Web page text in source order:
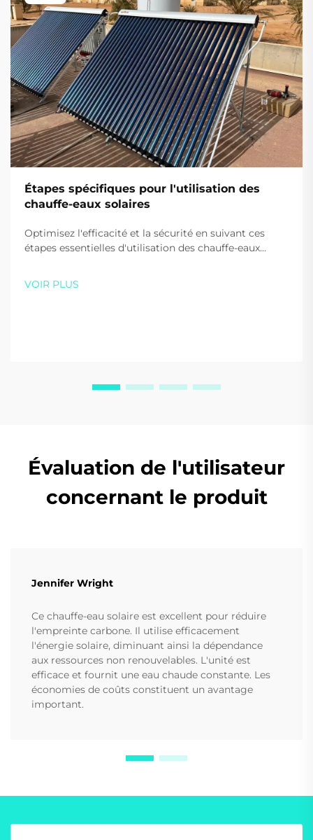
Étapes spécifiques pour l'utilisation des
chauffe-eaux solaires
Optimisez l'efficacité et la sécurité en suivant ces
étapes essentielles d'utilisation des chauffe-eaux
d'appoint. Commencez à économiser de l'énergie dès
VOIR PLUS
Évaluation de l'utilisateur
concernant le produit
Jennifer Wright
Ce chauffe-eau solaire est excellent pour réduire
l'empreinte carbone. Il utilise efficacement
l'énergie solaire, diminuant ainsi la dépendance
aux ressources non renouvelables. L'unité est
efficace et fournit une eau chaude constante. Les
économies de coûts constituent un avantage
important.